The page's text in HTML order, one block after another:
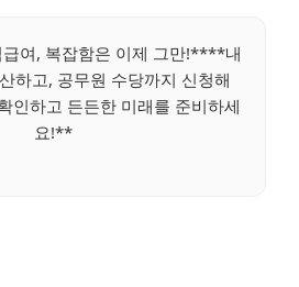
여, 복잡함은 이제 그만!****내
하고, 공무원 수당까지 신청해
인하고 든든한 미래를 준비하세
요!**